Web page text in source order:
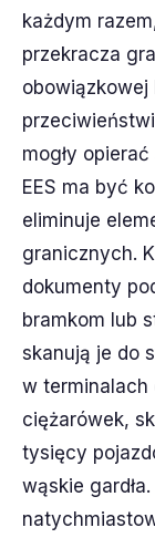
każdym
przekracza
mogły
EES ma być
eliminuje
granicznych.
dokumenty
bramkom lub
skanują je do
w terminalach
ciężarówek,
tysięcy
wąskie